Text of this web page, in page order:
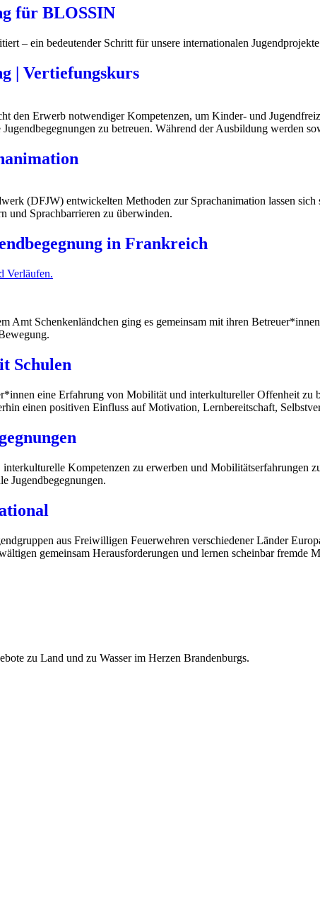
für BLOSSIN
– ein bedeutender Schritt für unsere internationalen
| Vertiefungskurs
den Erwerb notwendiger Kompetenzen, um Kinder- und
zu betreuen. Während der Ausbildung werden
(DFJW) entwickelten Methoden zur Sprachanimation lassen
und Sprachbarrieren zu überwinden.
in Frankreich
Amt Schenkenländchen ging es gemeinsam mit ihren
Schulen
eine Erfahrung von Mobilität und interkultureller Offenheit zu
einen positiven Einfluss auf Motivation, Lernbereitschaft,
Kompetenzen zu erwerben und Mobilitätserfahrungen
Jugendbegegnungen.
aus Freiwilligen Feuerwehren verschiedener Länder
gemeinsam Herausforderungen und lernen scheinbar fremde
zu Land und zu Wasser im Herzen Brandenburgs.